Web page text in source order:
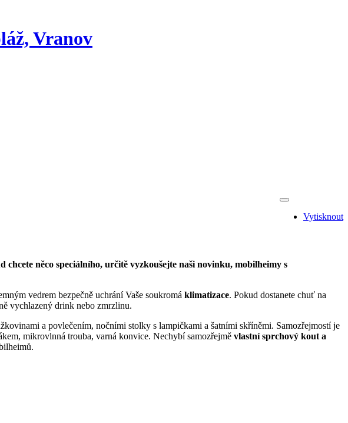
Vranov
Vytisknout
něco speciálního, určitě vyzkoušejte naši novinku, mobilheimy s
vedrem bezpečně uchrání Vaše soukromá klimatizace. Pokud dostanete chuť na
vychlazený drink nebo zmrzlinu.
a povlečením, nočními stolky s lampičkami a šatními skříněmi. Samozřejmostí je
mikrovlnná trouba, varná konvice. Nechybí samozřejmě vlastní sprchový kout a